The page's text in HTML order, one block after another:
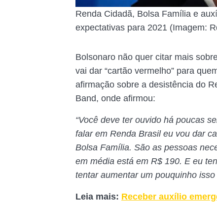
Renda Cidadã, Bolsa Família e
expectativas para 2021 (Imagem:
Bolsonaro não quer citar mais
vai dar “cartão vermelho” para
afirmação sobre a desistência do
Band, onde afirmou:
“Você deve ter ouvido há poucas
falar em Renda Brasil eu vou dar
Bolsa Família. São as pessoas
em média está em R$ 190. E eu
tentar aumentar um pouquinho isso
Leia mais: Receber auxílio